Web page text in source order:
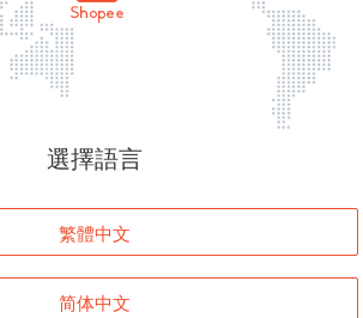
頁面無法顯示
登入
返回首頁
選擇語言
繁體中文
简体中文